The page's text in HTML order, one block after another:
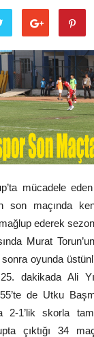
mücadele
son maçında
ederek
Murat
oyunda
dakikada Ali
de Utku
2-1’lik skorla
çıktığı 34